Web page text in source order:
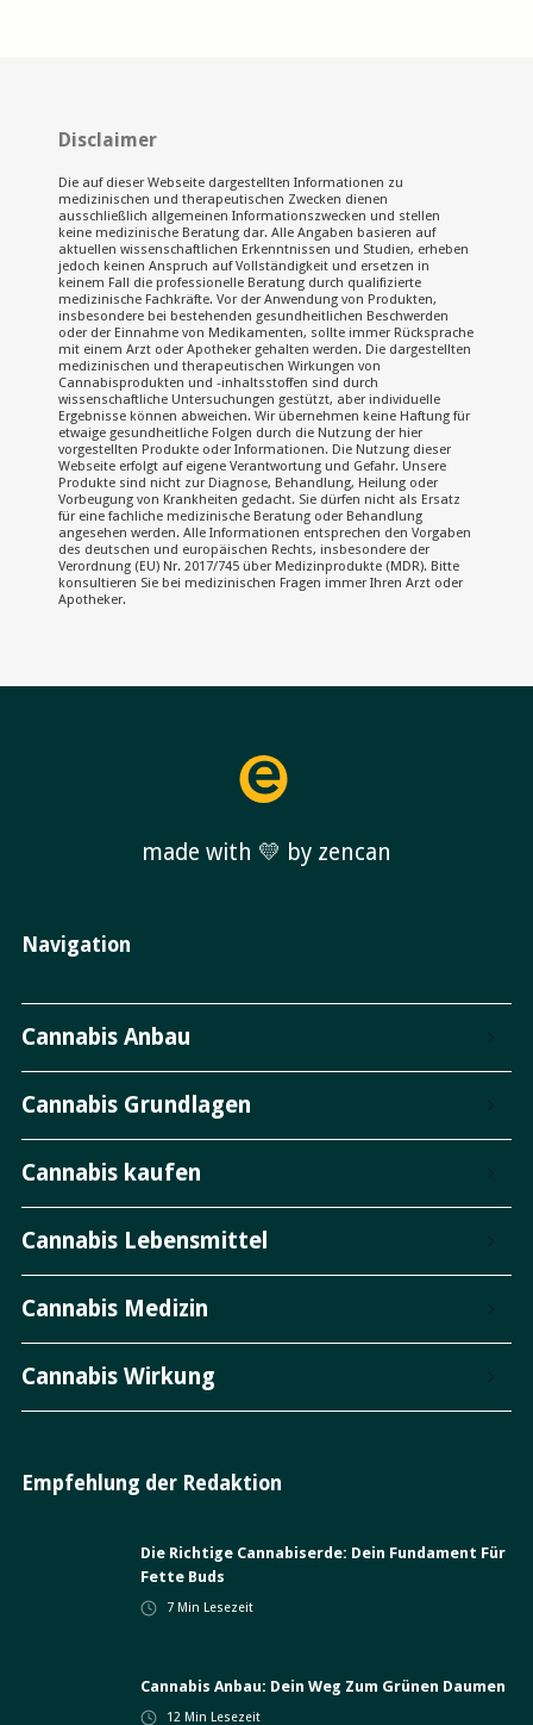
Disclaimer
Die auf dieser Webseite dargestellten Informationen zu
medizinischen und therapeutischen Zwecken dienen
ausschließlich allgemeinen Informationszwecken und stellen
keine medizinische Beratung dar. Alle Angaben basieren auf
aktuellen wissenschaftlichen Erkenntnissen und Studien, erheben
jedoch keinen Anspruch auf Vollständigkeit und ersetzen in
keinem Fall die professionelle Beratung durch qualifizierte
medizinische Fachkräfte. Vor der Anwendung von Produkten,
insbesondere bei bestehenden gesundheitlichen Beschwerden
oder der Einnahme von Medikamenten, sollte immer Rücksprache
mit einem Arzt oder Apotheker gehalten werden. Die dargestellten
medizinischen und therapeutischen Wirkungen von
Cannabisprodukten und -inhaltsstoffen sind durch
wissenschaftliche Untersuchungen gestützt, aber individuelle
Ergebnisse können abweichen. Wir übernehmen keine Haftung für
etwaige gesundheitliche Folgen durch die Nutzung der hier
vorgestellten Produkte oder Informationen. Die Nutzung dieser
Webseite erfolgt auf eigene Verantwortung und Gefahr. Unsere
Produkte sind nicht zur Diagnose, Behandlung, Heilung oder
Vorbeugung von Krankheiten gedacht. Sie dürfen nicht als Ersatz
für eine fachliche medizinische Beratung oder Behandlung
angesehen werden. Alle Informationen entsprechen den Vorgaben
des deutschen und europäischen Rechts, insbesondere der
Verordnung (EU) Nr. 2017/745 über Medizinprodukte (MDR). Bitte
konsultieren Sie bei medizinischen Fragen immer Ihren Arzt oder
Apotheker.
made with 💛 by zencan
Navigation
Cannabis Anbau
Cannabis Grundlagen
Cannabis kaufen
Cannabis Lebensmittel
Cannabis Medizin
Cannabis Wirkung
Empfehlung der Redaktion
Die Richtige Cannabiserde: Dein Fundament Für
Fette Buds
7 Min Lesezeit
Cannabis Anbau: Dein Weg Zum Grünen Daumen
12 Min Lesezeit